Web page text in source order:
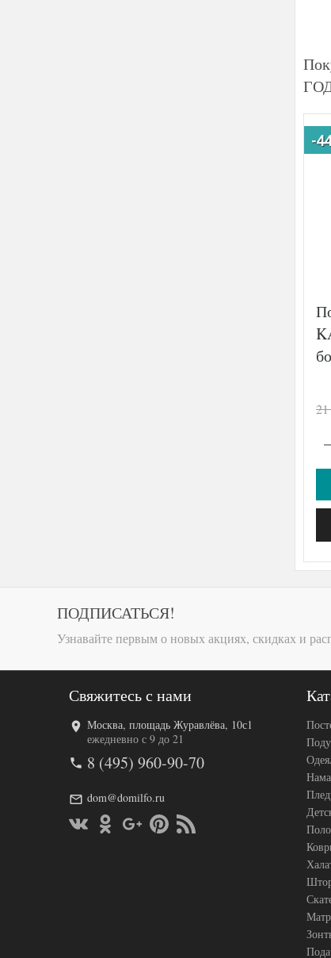
-
ПОДПИСАТЬСЯ!
Узнавайте первым о новых акциях, скидках и
Свяжитесь с нами
Москва, площадь Журавлёва, 10с1
ежедневно с 9 до 21
8 (495) 960-90-70
dom@domilfo.ru